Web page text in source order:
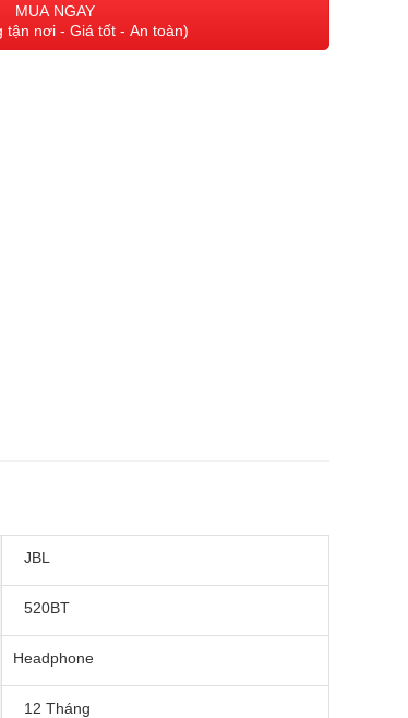
MUA NGAY
tận nơi - Giá tốt - An toàn)
JBL
520BT
Headphone
12 Tháng